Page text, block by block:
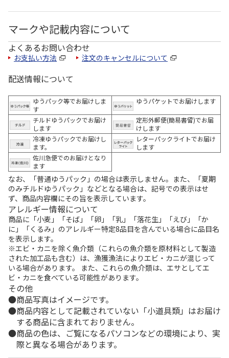
マークや記載内容について
よくあるお問い合わせ
お支払い方法 注文のキャンセルについて
配送情報について
ゆうパック等でお届けしま
す
ゆうパケットでお届けします
チルドゆうパックでお届け
します
定形外郵便(簡易書留)でお届
けします
冷凍ゆうパックでお届けし
ます。
レターパックライトでお届け
します
佐川急便でのお届けとなり
ます
なお、「普通ゆうパック」の場合は表示しません。また、「夏期
のみチルドゆうパック」などとなる場合は、記号での表示はせ
ず、商品内容欄にその旨を表示しています。
アレルギー情報について
商品に「小麦」「そば」「卵」「乳」「落花生」「えび」「か
に」「くるみ」のアレルギー特定8品目を含んでいる場合に品目名
を表示します。
※エビ・カニを除く魚介類（これらの魚介類を原材料として製造
された加工品も含む）は、漁獲漁法によりエビ・カニが混じって
いる場合があります。 また、これらの魚介類は、エサとしてエ
ビ・カニを食べている可能性があります。
その他
商品写真はイメージです。
商品内容として記載されていない「小道具類」はお届け
する商品に含まれておりません。
商品の色は、ご覧になるパソコンなどの環境により、実
際と異なる場合があります。